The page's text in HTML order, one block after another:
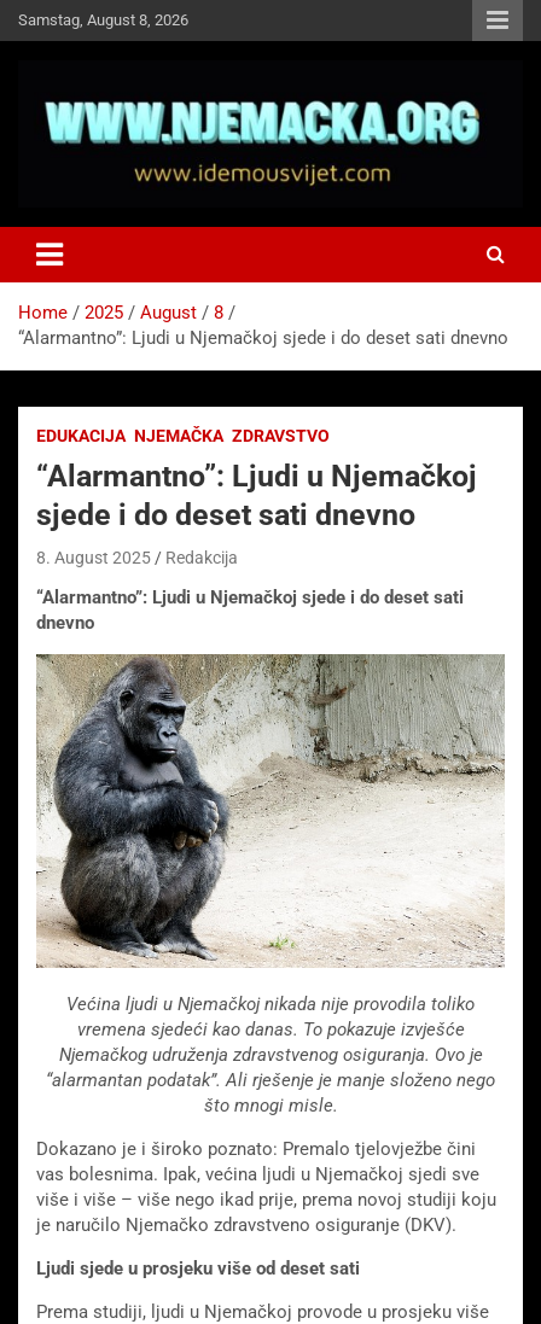
Skip
to
Samstag, August 8, 2026
Idemo u Svijet-Njemacka!
Home 2025 August
8
“Alarmantno”: Ljudi u Njemačkoj sjede i do deset sati dnevno
EDUKACIJA NJEMAČKA ZDRAVSTVO
“Alarmantno”: Ljudi u Njemačkoj
sjede i do deset sati dnevno
8. August 2025 Redakcija
“Alarmantno”: Ljudi u Njemačkoj sjede i do deset sati
dnevno
Većina ljudi u Njemačkoj nikada nije provodila toliko
vremena sjedeći kao danas. To pokazuje izvješće
Njemačkog udruženja zdravstvenog osiguranja. Ovo je
“alarmantan podatak”. Ali rješenje je manje složeno nego
što mnogi misle.
Dokazano je i široko poznato: Premalo tjelovježbe čini
vas bolesnima. Ipak, većina ljudi u Njemačkoj sjedi sve
više i više – više nego ikad prije, prema novoj studiji koju
je naručilo Njemačko zdravstveno osiguranje (DKV).
Ljudi sjede u prosjeku više od deset sati
Prema studiji, ljudi u Njemačkoj provode u prosjeku više